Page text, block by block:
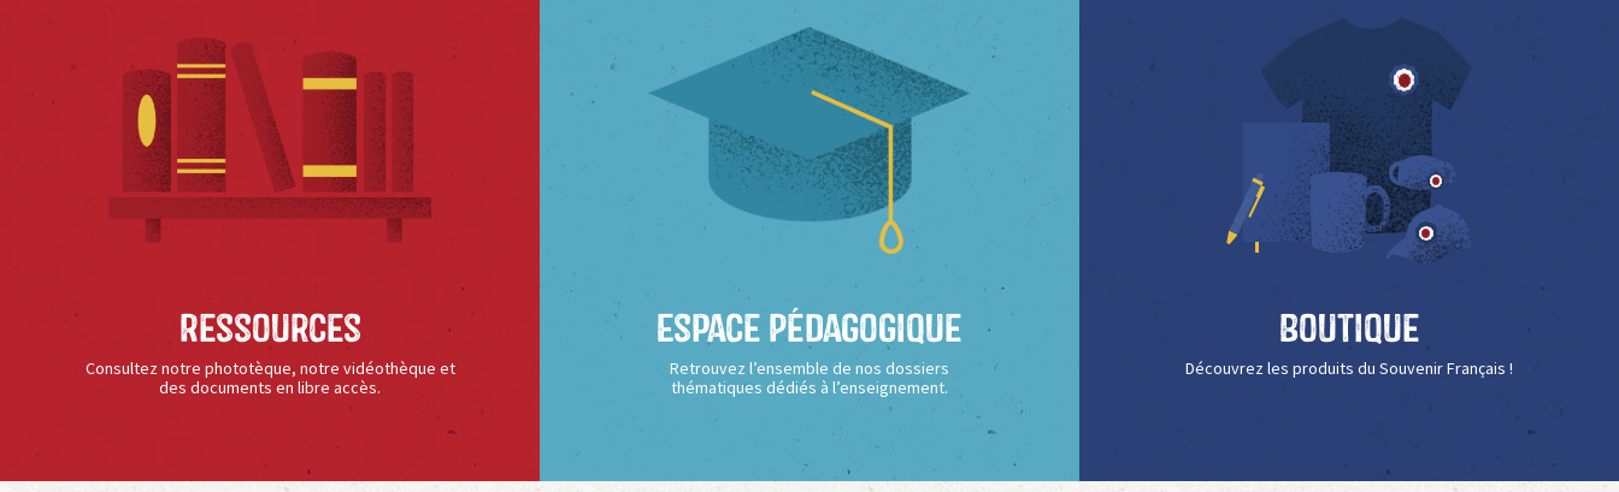
Ressources
Consultez notre phototèque, notre vidéothèque et
des documents en libre accès.
Espace Pédagogique
Retrouvez l’ensemble de nos dossiers
thématiques dédiés à l’enseignement.
Boutique
Découvrez les produits du Souvenir Français !